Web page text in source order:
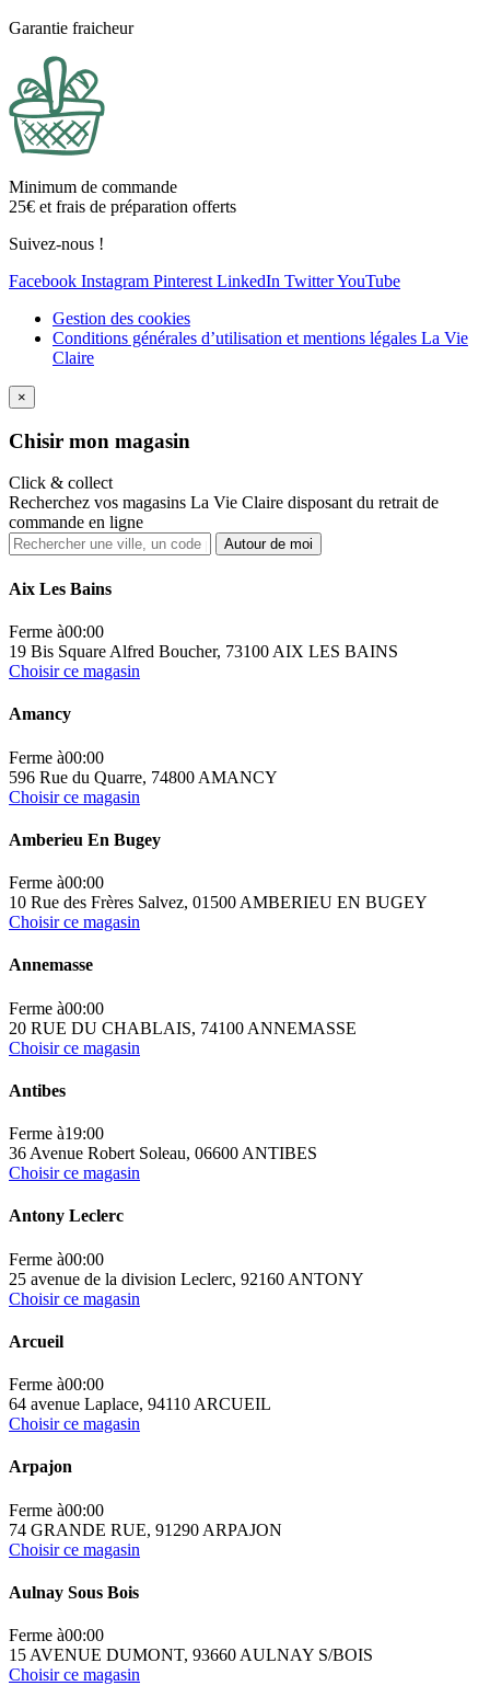
Garantie fraicheur
Minimum de commande
25€ et frais de préparation offerts
Suivez-nous !
Facebook Instagram Pinterest LinkedIn TwitterYouTube
Gestion des cookies
Conditions générales d’utilisation et mentions légales La Vie
Claire
×
Chisir mon magasin
Click & collect
Recherchez vos magasins La Vie Claire disposant du retrait de
commande en ligne
Autour de moi
Aix Les Bains
Ferme à00:00
19 Bis Square Alfred Boucher, 73100 AIX LES BAINS
Choisir ce magasin
Amancy
Ferme à00:00
596 Rue du Quarre, 74800 AMANCY
Choisir ce magasin
Amberieu En Bugey
Ferme à00:00
10 Rue des Frères Salvez, 01500 AMBERIEU EN BUGEY
Choisir ce magasin
Annemasse
Ferme à00:00
20 RUE DU CHABLAIS, 74100 ANNEMASSE
Choisir ce magasin
Antibes
Ferme à19:00
36 Avenue Robert Soleau, 06600 ANTIBES
Choisir ce magasin
Antony Leclerc
Ferme à00:00
25 avenue de la division Leclerc, 92160 ANTONY
Choisir ce magasin
Arcueil
Ferme à00:00
64 avenue Laplace, 94110 ARCUEIL
Choisir ce magasin
Arpajon
Ferme à00:00
74 GRANDE RUE, 91290 ARPAJON
Choisir ce magasin
Aulnay Sous Bois
Ferme à00:00
15 AVENUE DUMONT, 93660 AULNAY S/BOIS
Choisir ce magasin